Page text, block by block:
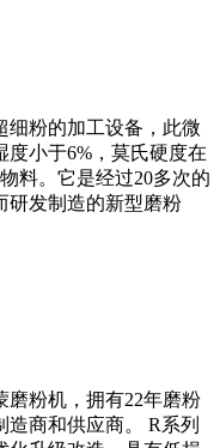
细粉的加工设备，此微
小于6%，莫氏硬度在
料。它是经过20多次的
研发制造的新型磨粉
磨粉机，拥有22年磨粉
商和供应商。 R系列